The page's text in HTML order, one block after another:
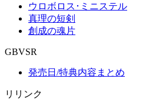
ウロボロス･ミニステル
真理の短剣
創成の魂片
GBVSR
発売日/特典内容まとめ
リリンク